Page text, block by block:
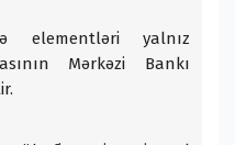
elementləri yalnız
Mərkəzi Bankı